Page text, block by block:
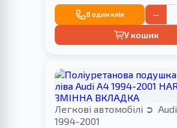
В один клік −
У кошик
Легкові автомобілі Audi
1994-2001